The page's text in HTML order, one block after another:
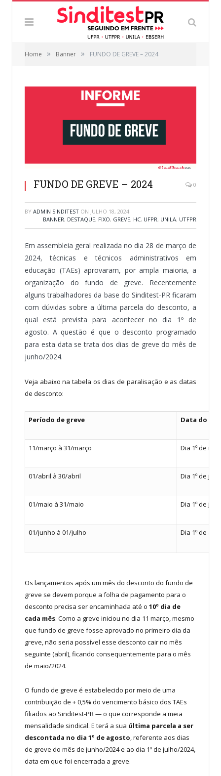
Home » Banner » FUNDO DE GREVE – 2024
FUNDO DE GREVE – 2024 0
BY ADMIN SINDITEST ON JULHO 18, 2024
BANNER, DESTAQUE, FIXO, GREVE, HC, UFPR, UNILA, UTFPR
Em assembleia geral realizada no dia 28 de março de
2024, técnicas e técnicos administrativos em
educação (TAEs) aprovaram, por ampla maioria, a
organização do fundo de greve. Recentemente
alguns trabalhadores da base do Sinditest-PR ficaram
com dúvidas sobre a última parcela do desconto, a
qual está prevista para acontecer no dia 1º de
agosto. A questão é que o desconto programado
para esta data se trata dos dias de greve do mês de
junho/2024.
Veja abaixo na tabela os dias de paralisação e as datas
de desconto:
Período de greve Data do
11/março à 31/março Dia 1º de
01/abril à 30/abril Dia 1º de
01/maio à 31/maio Dia 1º de
01/junho à 01/julho Dia 1º de
Os lançamentos após um mês do desconto do fundo de
greve se devem porque a folha de pagamento para o
desconto precisa ser encaminhada até o 10º dia de
cada mês. Como a greve iniciou no dia 11 março, mesmo
que fundo de greve fosse aprovado no primeiro dia da
greve, não seria possível esse desconto cair no mês
seguinte (abril), ficando consequentemente para o mês
de maio/2024.
O fundo de greve é estabelecido por meio de uma
contribuição de + 0,5% do vencimento básico dos TAEs
filiados ao Sinditest-PR — o que corresponde a meia
mensalidade sindical. E terá a sua última parcela a ser
descontada no dia 1º de agosto , referente aos dias
de greve do mês de junho/2024 e ao dia 1º de julho/2024,
data em que foi encerrada a greve.